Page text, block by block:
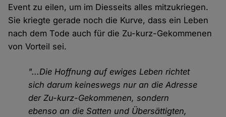
Event zu eilen, um im Diesseits alles mitzukriegen.
Sie kriegte gerade noch die Kurve, dass ein Leben
nach dem Tode auch für die Zu-kurz-Gekommenen
von Vorteil sei.
"...Die Hoffnung auf ewiges Leben richtet
sich darum keineswegs nur an die Adresse
der Zu-kurz-Gekommenen, sondern
ebenso an die Satten und Übersättigten,